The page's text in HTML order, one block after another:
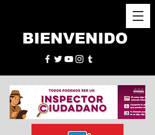
BIENVENIDO